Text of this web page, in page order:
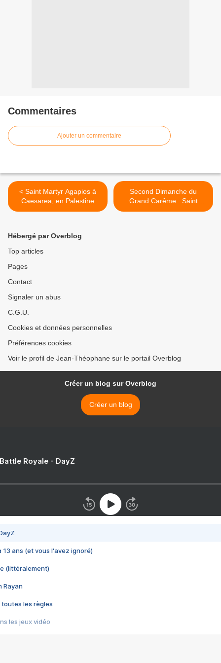
Commentaires
Ajouter un commentaire
< Saint Martyr Agapios à
Caesarea, en Palestine
Second Dimanche du
Grand Carême : Saint
Gregoire Palamas >
Hébergé par Overblog
Top articles
Pages
Contact
Signaler un abus
C.G.U.
Cookies et données personnelles
Préférences cookies
Voir le profil de Jean-Théophane sur le portail Overblog
Créer un blog sur Overblog
Créer un blog
Royale - DayZ
13 ans (et vous l'avez ignoré)
(littéralement)
Rayan
toutes les règles
les jeux vidéo